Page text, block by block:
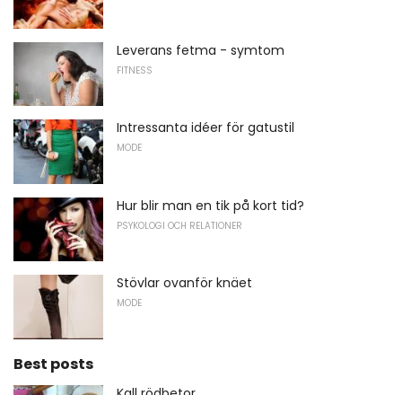
Leverans fetma - symtom
FITNESS
Intressanta idéer för gatustil
MODE
Hur blir man en tik på kort tid?
PSYKOLOGI OCH RELATIONER
Stövlar ovanför knäet
MODE
Best posts